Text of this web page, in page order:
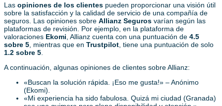
Las opiniones de los clientes pueden proporcionar una visión útil
sobre la satisfacción y la calidad de servicio de una compañía de
seguros. Las opiniones sobre Allianz Seguros varían según las
plataformas de revisión. Por ejemplo, en la plataforma de
valoraciones Ekomi , Allianz cuenta con una puntuación de 4.5
sobre 5 , mientras que en Trustpilot , tiene una puntuación de solo
1.2 sobre 5
A continuación, algunas opiniones de clientes sobre Allianz:
«Buscan la solución rápida. ¡Eso me gusta!» – Anónimo
(Ekomi).
«Mi experiencia ha sido fabulosa. Quizá mi ciudad (Granada)